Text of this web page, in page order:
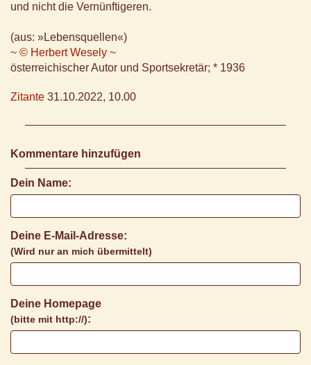
und nicht die Vernünftigeren.
(aus: »Lebensquellen«)
~ © Herbert Wesely ~
österreichischer Autor und Sportsekretär; * 1936
Zitante 31.10.2022, 10.00
Kommentare hinzufügen
Dein Name:
Deine E-Mail-Adresse:
(Wird nur an mich übermittelt)
Deine Homepage
(bitte mit http://):